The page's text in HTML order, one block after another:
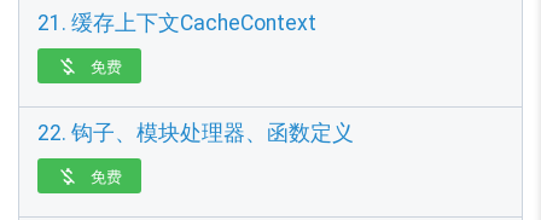
21. 缓存上下文CacheContext
 免费
22. 钩子、模块处理器、函数定义
 免费